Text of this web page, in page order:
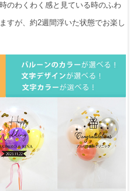
のわくわく感と見ている時のふわ
すが、約2週間浮いた状態でお楽し